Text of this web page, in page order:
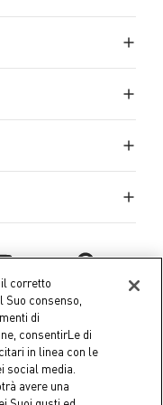
in lana ai
è progettato
corretto
consenso,
di
consentirLe di
in linea con le
social media.
avere una